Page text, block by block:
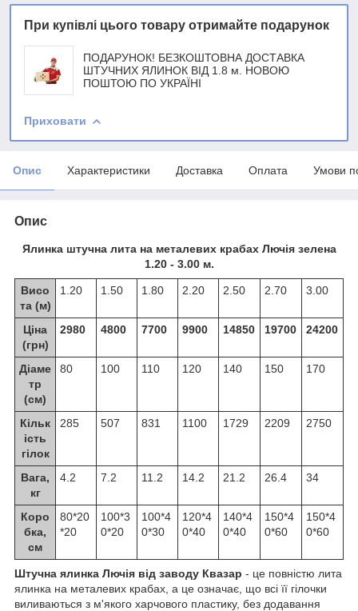
При купівлі цього товару отримайте подарунок
ПОДАРУНОК! БЕЗКОШТОВНА ДОСТАВКА
ШТУЧНИХ ЯЛИНОК ВІД 1.8 м. НОВОЮ
ПОШТОЮ ПО УКРАЇНІ
Приховати
Опис Характеристики Доставка Оплата Умови
Опис
Ялинка штучна лита на металевих крабах Лючія зелена
1.20 - 3.00 м.
Висо
та (м)
1.20 1.50 1.80 2.20 2.50 2.70 3.00
Ціна
(грн)
2980 4800 7700 9900 14850 19700 24200
Діаме
тр
(см)
80 100 110 120 140 150 170
Кільк
ість
гілок
285 507 831 1100 1729 2209 2750
Вага,
кг
4.2 7.2 11.2 14.2 21.2 26.4 34
Коро
бка,
см
80*20
*20
100*3
0*20
100*4
0*30
120*4
0*40
140*4
0*40
150*4
0*60
150*4
0*60
Штучна ялинка Лючія від заводу Квазар - це повністю лита
ялинка на металевих крабах, а це означає, що всі її гілочки
виливаються з м'якого харчового пластику, без додавання